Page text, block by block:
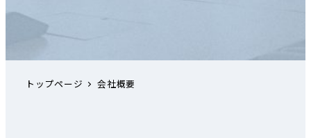
トップページ 会社概要